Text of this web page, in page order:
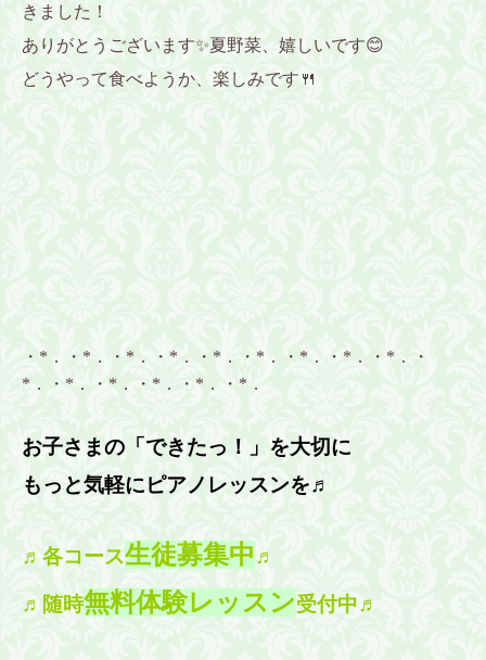
きました！
ありがとうございます✨夏野菜、嬉しいです😊
どうやって食べようか、楽しみです🍴
・*．・*．・*．・*．・*．・*．・*．・*．・*．・
*．・*．・*．・*．・*．・*．
お子さまの「できたっ！」を大切に
もっと気軽にピアノレッスンを♬
♬各コース生徒募集中♬
♬随時無料体験レッスン受付中♬